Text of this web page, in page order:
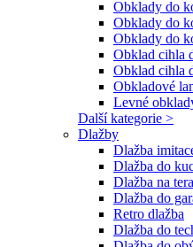
Obklady do
Obklady do
Obklady do
Obklad cihla
Obklad cihla
Obkladové
Levné
Další kategorie >
Dlažby
Dlažba
Dlažba do
Dlažba na
Dlažba do
Retro dlažba
Dlažba do